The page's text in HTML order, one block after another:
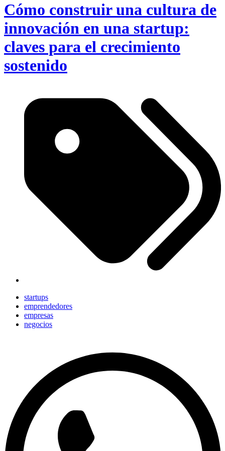
Cómo construir una cultura de
innovación en una startup:
claves para el crecimiento
sostenido
startups
emprendedores
empresas
negocios